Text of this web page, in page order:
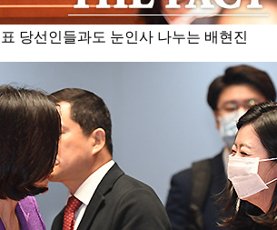
당선인들과도 눈인사 나누는 배현진